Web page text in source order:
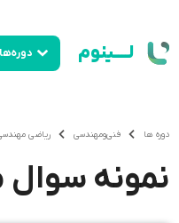
لــــینوم
دوره ها فنی‌ومهندسی ریاضی
نمونه سوال